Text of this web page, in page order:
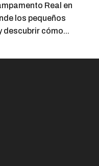
Real en
los pequeños
descubrir cómo...